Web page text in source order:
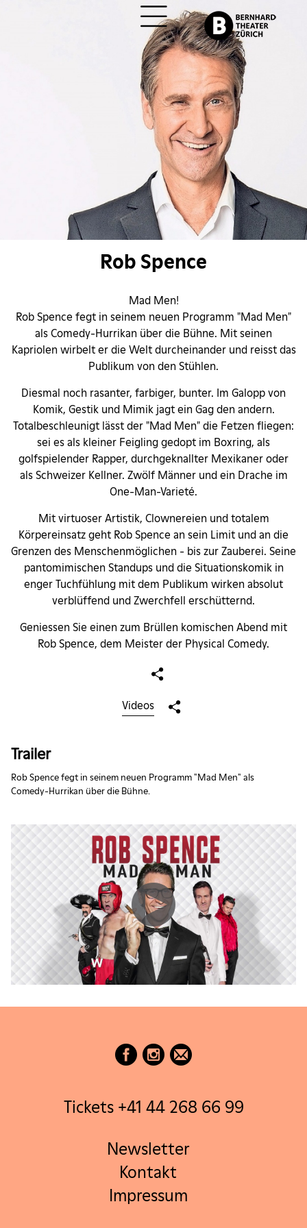
Rob Spence
Mad Men!
Rob Spence fegt in seinem neuen Programm "Mad Men"
als Comedy-Hurrikan über die Bühne. Mit seinen
Kapriolen wirbelt er die Welt durcheinander und reisst das
Publikum von den Stühlen.
Diesmal noch rasanter, farbiger, bunter. Im Galopp von
Komik, Gestik und Mimik jagt ein Gag den andern.
Totalbeschleunigt lässt der "Mad Men" die Fetzen fliegen:
sei es als kleiner Feigling gedopt im Boxring, als
golfspielender Rapper, durchgeknallter Mexikaner oder
als Schweizer Kellner. Zwölf Männer und ein Drache im
One-Man-Varieté.
Mit virtuoser Artistik, Clownereien und totalem
Körpereinsatz geht Rob Spence an sein Limit und an die
Grenzen des Menschenmöglichen - bis zur Zauberei. Seine
pantomimischen Standups und die Situationskomik in
enger Tuchfühlung mit dem Publikum wirken absolut
verblüffend und Zwerchfell erschütternd.
Geniessen Sie einen zum Brüllen komischen Abend mit
Rob Spence, dem Meister der Physical Comedy.
Videos
Trailer
Rob Spence fegt in seinem neuen Programm "Mad Men" als
Comedy-Hurrikan über die Bühne.
Tickets +41 44 268 66 99
Newsletter
Kontakt
Impressum